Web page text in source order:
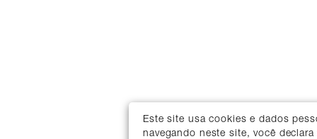
Este site usa cookies e dados
navegando neste site, você